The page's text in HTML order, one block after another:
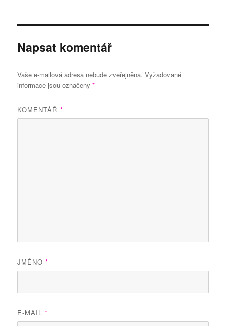
Napsat komentář
Vaše e-mailová adresa nebude zveřejněna. Vyžadované
informace jsou označeny*
KOMENTÁŘ*
JMÉNO*
E-MAIL*